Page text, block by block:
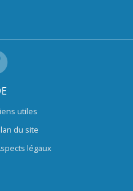
utiles
du site
légaux